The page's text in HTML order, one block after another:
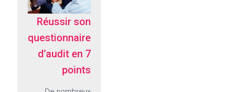
Réussir son
questionnaire
d’audit en 7
points